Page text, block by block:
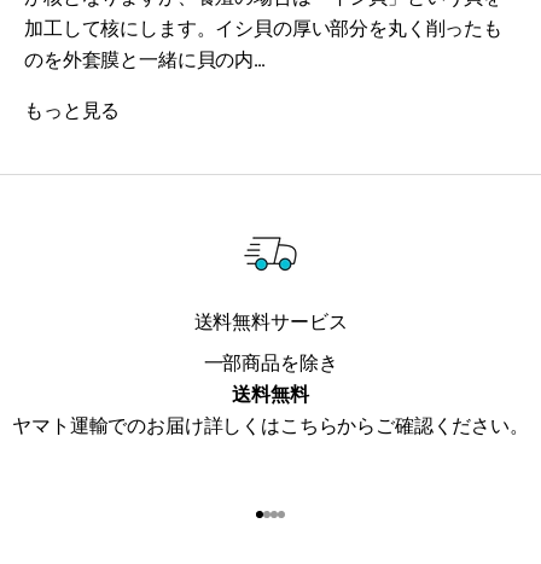
加工して核にします。イシ貝の厚い部分を丸く削ったも
のを外套膜と一緒に貝の内...
もっと見る
送料無料サービス
一部商品を除き
送料無料
ヤマト運輸でのお届け詳しくはこちらからご確認ください。
I18n Error: Missing
I18n Error: Missing
I18n Error: Missing
I18n Error: Missing